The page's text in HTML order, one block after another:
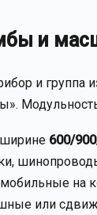
и
и группа
600/
на
или